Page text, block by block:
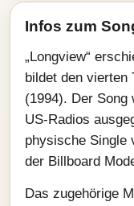
Infos zum
„Longview“
bildet den vierten
(1994). Der Song
US-Radios
physische Single
der Billboard
Das zugehörige